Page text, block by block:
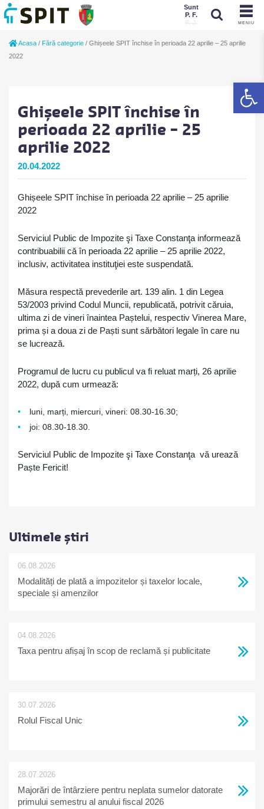
MENIU
Sunt
P. F.
P. J.
Acasa / Fără categorie / Ghișeele SPIT închise în perioada 22 aprilie – 25 aprilie
2022
Ghișeele SPIT închise în
perioada 22 aprilie – 25
aprilie 2022
20.04.2022
Ghișeele SPIT închise în perioada 22 aprilie – 25 aprilie
2022
Serviciul Public de Impozite şi Taxe Constanţa informează
contribuabilii că în perioada 22 aprilie – 25 aprilie 2022,
inclusiv, activitatea instituţiei este suspendată.
Măsura respectă prevederile art. 139 alin. 1 din Legea
53/2003 privind Codul Muncii, republicată, potrivit căruia,
ultima zi de vineri înaintea Paștelui, respectiv Vinerea Mare,
prima și a doua zi de Paști sunt sărbători legale în care nu
se lucrează.
Programul de lucru cu publicul va fi reluat marți, 26 aprilie
2022, după cum urmează:
luni, marți, miercuri, vineri: 08.30-16.30;
joi: 08.30-18.30.
Serviciul Public de Impozite şi Taxe Constanţa vă urează
Paște Fericit!
Ultimele știri
06.08.2026
Modalități de plată a impozitelor și taxelor locale,
speciale și amenzilor
04.08.2026
Taxa pentru afișaj în scop de reclamă și publicitate
30.07.2026
Rolul Fiscal Unic
28.07.2026
Majorări de întârziere pentru neplata sumelor datorate
primului semestru al anului fiscal 2026